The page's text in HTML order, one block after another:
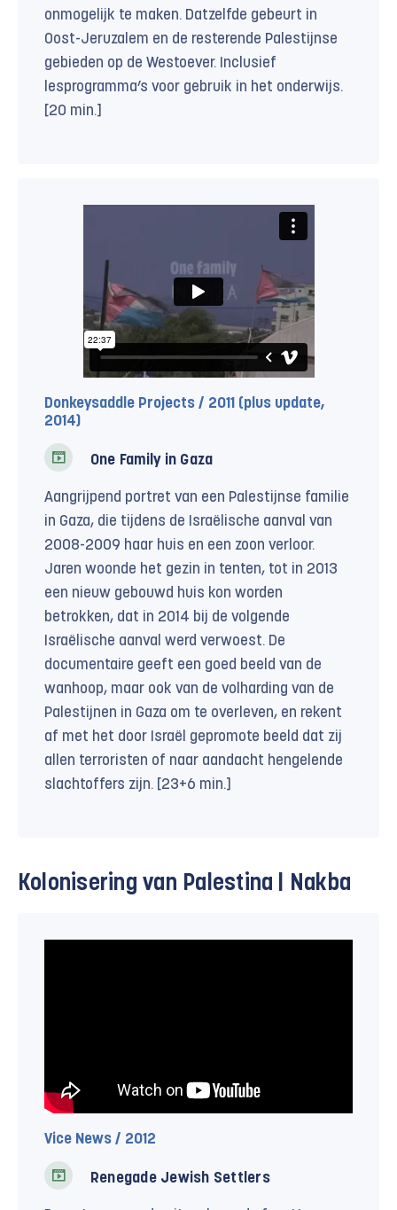
onmogelijk te maken. Datzelfde gebeurt in
Oost-Jeruzalem en de resterende Palestijnse
gebieden op de Westoever. Inclusief
lesprogramma’s voor gebruik in het onderwijs.
[20 min.]
Donkeysaddle Projects / 2011 (plus update,
2014)
One Family in Gaza
Aangrijpend portret van een Palestijnse familie
in Gaza, die tijdens de Israëlische aanval van
2008-2009 haar huis en een zoon verloor.
Jaren woonde het gezin in tenten, tot in 2013
een nieuw gebouwd huis kon worden
betrokken, dat in 2014 bij de volgende
Israëlische aanval werd verwoest. De
documentaire geeft een goed beeld van de
wanhoop, maar ook van de volharding van de
Palestijnen in Gaza om te overleven, en rekent
af met het door Israël gepromote beeld dat zij
allen terroristen of naar aandacht hengelende
slachtoffers zijn. [23+6 min.]
Kolonisering van Palestina | Nakba
Vice News / 2012
Renegade Jewish Settlers